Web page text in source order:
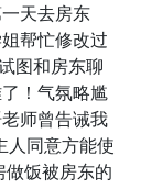
天去房东
帮忙修改过
图和房东聊
！气氛略尴
师曾告诫我
人同意方能使
做饭被房东的